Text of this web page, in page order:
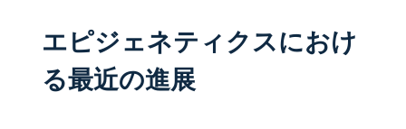
エピジェネティクスにおけ
る最近の進展